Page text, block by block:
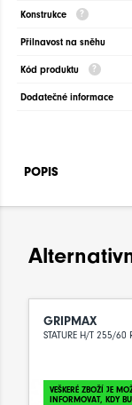
Konstrukce
Přilnavost na sněhu
Kód produktu
Dodatečné informace
POPIS
GRIPMAX
STATURE H/T 255/60
VEŠKERÉ ZBOŽÍ JE
INFORMOVAT, KDY